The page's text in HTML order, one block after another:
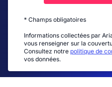
* Champs obligatoires
Informations collectées par
vous renseigner sur la
Consultez notre politique de
vos données.